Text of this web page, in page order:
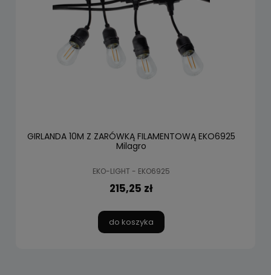
GIRLANDA 10M Z ZARÓWKĄ FILAMENTOWĄ EKO6925
Milagro
EKO-LIGHT - EKO6925
215,25 zł
do koszyka